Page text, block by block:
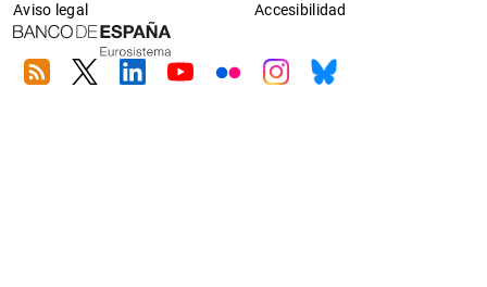
Aviso legal Accesibilidad
RSS TwitterLinkedin
YoutubeFlickrInstagram
Bluesky